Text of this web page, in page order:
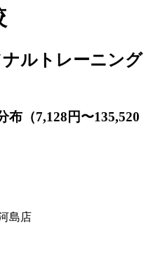
ルトレーニング
布（7,128円〜135,520
島店